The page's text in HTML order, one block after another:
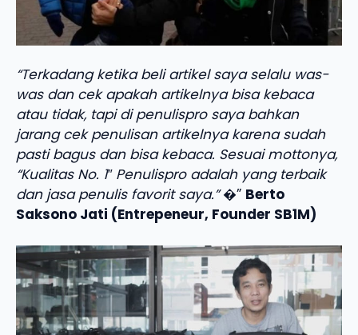
“Terkadang ketika beli artikel saya selalu was-
was dan cek apakah artikelnya bisa kebaca
atau tidak, tapi di penulispro saya bahkan
jarang cek penulisan artikelnya karena sudah
pasti bagus dan bisa kebaca. Sesuai mottonya,
“Kualitas No. 1″ Penulispro adalah yang terbaik
dan jasa penulis favorit saya.”�” Berto
Saksono Jati (Entrepeneur, Founder SB1M)